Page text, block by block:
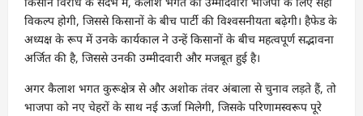
विकल्प होगी, जिससे किसानों के बीच पार्टी की विश्वसनीयता बढ़ेगी। हैफेड के
अध्यक्ष के रूप में उनके कार्यकाल ने उन्हें किसानों के बीच महत्वपूर्ण सद्भावना
अर्जित की है, जिससे उनकी उम्मीदवारी और मजबूत हुई है।
अगर कैलाश भगत कुरूक्षेत्र से और अशोक तंवर अंबाला से चुनाव लड़ते हैं, तो
भाजपा को नए चेहरों के साथ नई ऊर्जा मिलेगी, जिसके परिणामस्वरूप पूरे